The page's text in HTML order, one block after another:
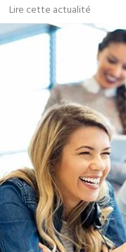
Lire cette actualité